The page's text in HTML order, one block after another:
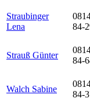
Straubinger
Lena
84-
Strauß Günter
84-
Walch Sabine
84-